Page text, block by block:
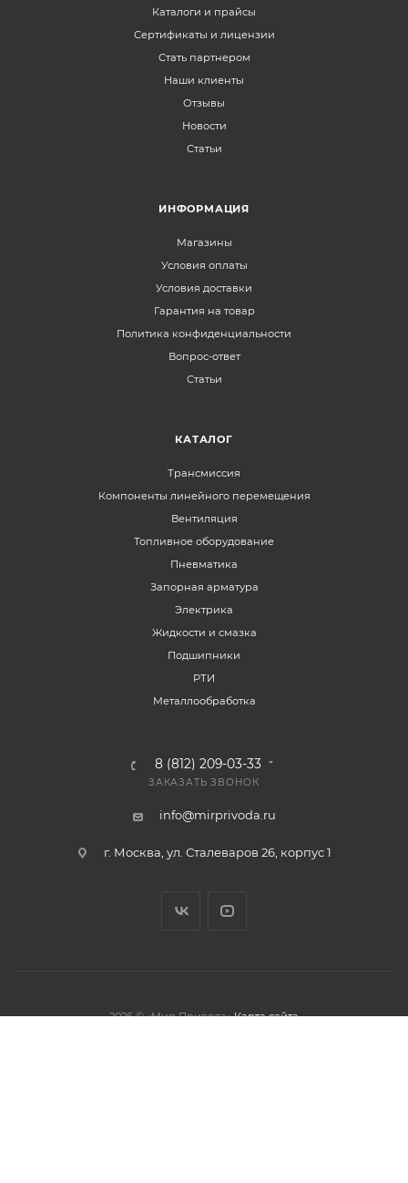
Каталоги и прайсы
Сертификаты и лицензии
Стать партнером
Наши клиенты
Отзывы
Новости
Статьи
ИНФОРМАЦИЯ
Магазины
Условия оплаты
Условия доставки
Гарантия на товар
Политика конфиденциальности
Вопрос-ответ
Статьи
КАТАЛОГ
Трансмиссия
Компоненты линейного перемещения
Вентиляция
Топливное оборудование
Пневматика
Запорная арматура
Электрика
Жидкости и смазка
Подшипники
РТИ
Металлообработка
8 (812) 209-03-33
ЗАКАЗАТЬ ЗВОНОК
info@mirprivoda.ru
г. Москва, ул. Сталеваров 26, корпус 1
2026 © «Мир Привода» Карта сайта